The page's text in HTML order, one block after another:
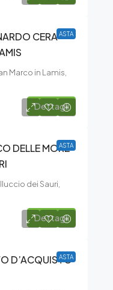
ASTA
CERA
Marco in Lamis,
Dettagli
ASTA
DELLE MORE
dei Sauri,
Dettagli
ASTA
D’ACQUISTO